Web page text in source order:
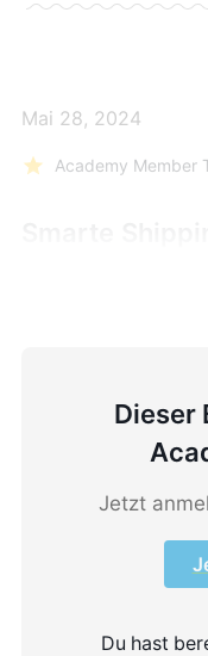
Mai 28, 2024
Academy Member
Dieser
Jetzt
Du hast